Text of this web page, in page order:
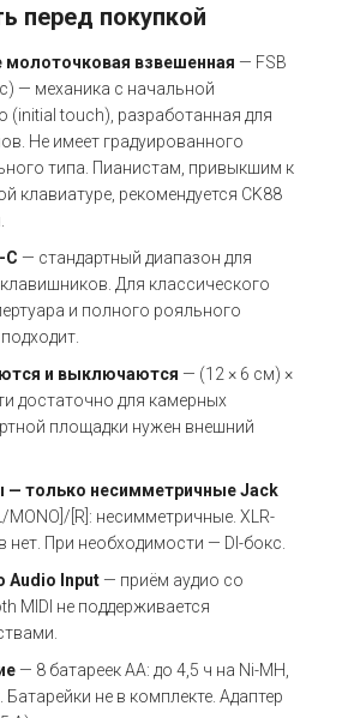
перед покупкой
молоточковая взвешенная — FSB
— механика с начальной
(initial touch), разработанная для
Не имеет градуированного
типа. Пианистам, привыкшим к
клавиатуре, рекомендуется CK88
C — стандартный диапазон для
Для классического
и полного рояльного
и выключаются — (12 × 6 см) ×
достаточно для камерных
площадки нужен внешний
только несимметричные Jack
MONO]/[R]: несимметричные. XLR-
При необходимости — DI-бокс.
Audio Input — приём аудио со
MIDI не поддерживается
— 8 батареек AA: до 4,5 ч на Ni-MH,
не в комплекте. Адаптер